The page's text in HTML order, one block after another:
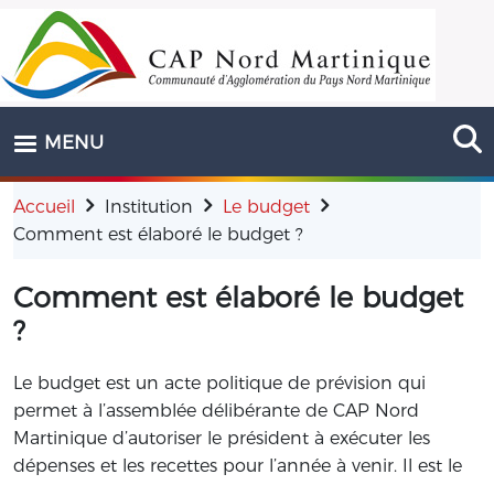
Aller au contenu principal
MENU
Accueil Institution
Le budget
Comment est élaboré le budget ?
Comment est élaboré le budget
?
Le budget est un acte politique de prévision qui
permet à l’assemblée délibérante de CAP Nord
Martinique d’autoriser le président à exécuter les
dépenses et les recettes pour l’année à venir. Il est le